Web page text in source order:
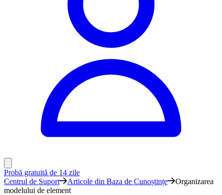
Probă gratuită de 14 zile
Centrul de Suport
Articole din Baza de Cunoștințe
Organizarea
modelului de element